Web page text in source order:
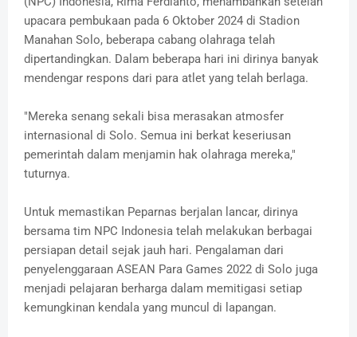
upacara pembukaan pada 6 Oktober 2024 di Stadion
Manahan Solo, beberapa cabang olahraga telah
dipertandingkan. Dalam beberapa hari ini dirinya banyak
mendengar respons dari para atlet yang telah berlaga.
"Mereka senang sekali bisa merasakan atmosfer
internasional di Solo. Semua ini berkat keseriusan
pemerintah dalam menjamin hak olahraga mereka,"
tuturnya.
Untuk memastikan Peparnas berjalan lancar, dirinya
bersama tim NPC Indonesia telah melakukan berbagai
persiapan detail sejak jauh hari. Pengalaman dari
penyelenggaraan ASEAN Para Games 2022 di Solo juga
menjadi pelajaran berharga dalam memitigasi setiap
kemungkinan kendala yang muncul di lapangan.